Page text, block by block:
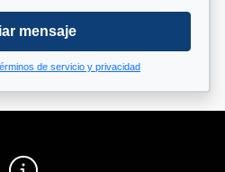
mensaje
de servicio y privacidad